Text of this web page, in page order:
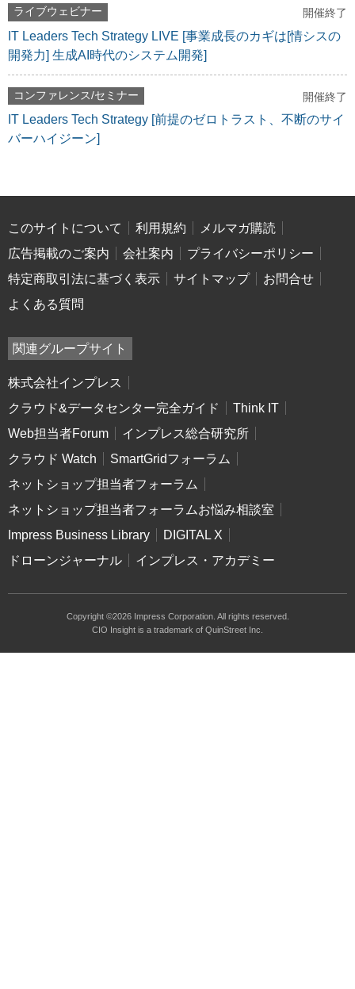
ライブウェビナー 開催終了
IT Leaders Tech Strategy LIVE [事業成長のカギは[情シスの
開発力] 生成AI時代のシステム開発]
コンファレンス/セミナー 開催終了
IT Leaders Tech Strategy [前提のゼロトラスト、不断のサイ
バーハイジーン]
このサイトについて 利用規約
メルマガ購読
広告掲載のご案内
会社案内
プライバシーポリシー
特定商取引法に基づく表示
サイトマップ
お問合せ
よくある質問
関連グループサイト
株式会社インプレス
クラウド&データセンター完全ガイド
Think IT
Web担当者Forum
インプレス総合研究所
クラウド Watch
SmartGridフォーラム
ネットショップ担当者フォーラム
ネットショップ担当者フォーラムお悩み相談室
Impress Business Library
DIGITAL X
ドローンジャーナル
インプレス・アカデミー
Copyright ©2026 Impress Corporation. All rights reserved.
CIO Insight is a trademark of QuinStreet Inc.